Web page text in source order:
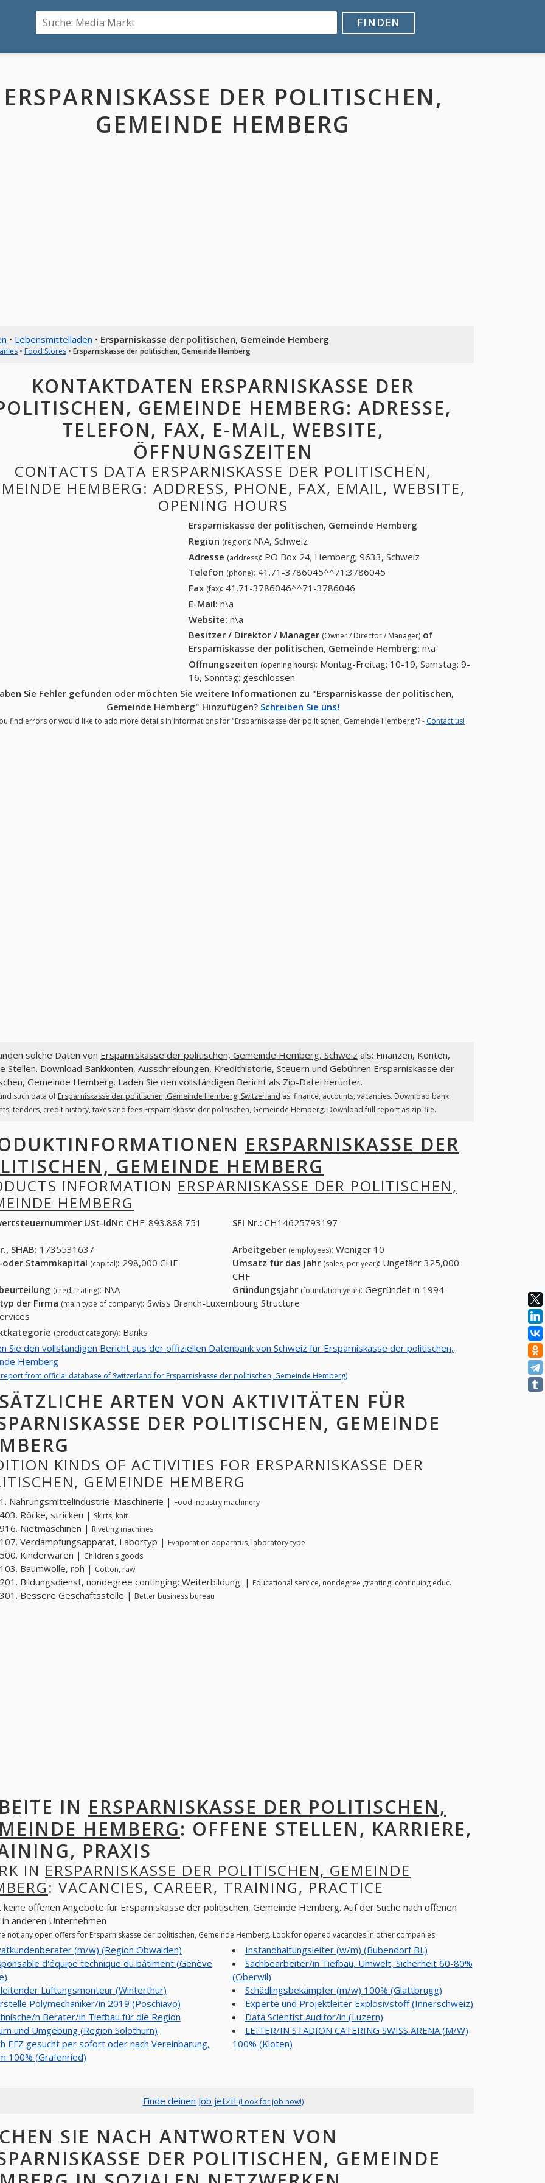
FINDEN
ERSPARNISKASSE DER POLITISCHEN,
GEMEINDE HEMBERG
• Lebensmittelläden • Ersparniskasse der politischen, Gemeinde Hemberg
• Food Stores• Ersparniskasse der politischen, Gemeinde Hemberg
KONTAKTDATEN ERSPARNISKASSE DER
GEMEINDE HEMBERG: ADRESSE,
TELEFON, FAX, E-MAIL, WEBSITE,
ÖFFNUNGSZEITEN
CONTACTS DATA ERSPARNISKASSE DER POLITISCHEN,
HEMBERG: ADDRESS, PHONE, FAX, EMAIL, WEBSITE,
OPENING HOURS
Ersparniskasse der politischen, Gemeinde Hemberg
Region (region): N\A, Schweiz
Adresse (address): PO Box 24; Hemberg; 9633, Schweiz
Telefon (phone): 41.71-3786045^^71:3786045
Fax (fax): 41.71-3786046^^71-3786046
E-Mail: n\a
Website: n\a
Besitzer / Direktor / Manager (Owner / Director / Manager) of
Ersparniskasse der politischen, Gemeinde Hemberg: n\a
Öffnungszeiten (opening hours): Montag-Freitag: 10-19, Samstag: 9-
16, Sonntag: geschlossen
Sie Fehler gefunden oder möchten Sie weitere Informationen zu "Ersparniskasse der politischen,
Gemeinde Hemberg" Hinzufügen? Schreiben Sie uns!
find errors or would like to add more details in informations for "Ersparniskasse der politischen, Gemeinde Hemberg"? - Contact us!
solche Daten von Ersparniskasse der politischen, Gemeinde Hemberg, Schweiz als: Finanzen, Konten,
Stellen. Download Bankkonten, Ausschreibungen, Kredithistorie, Steuern und Gebühren Ersparniskasse der
Gemeinde Hemberg. Laden Sie den vollständigen Bericht als Zip-Datei herunter.
such data of Ersparniskasse der politischen, Gemeinde Hemberg, Switzerland as: finance, accounts, vacancies. Download bank
tenders, credit history, taxes and fees Ersparniskasse der politischen, Gemeinde Hemberg. Download full report as zip-file.
ERSPARNISKASSE DER
GEMEINDE HEMBERG
INFORMATION ERSPARNISKASSE DER POLITISCHEN,
HEMBERG
USt-IdNr: CHE-893.888.751
SFI Nr.: CH14625793197
SHAB: 1735531637 Arbeitgeber (employees): Weniger 10
oder Stammkapital (capital): 298,000 CHF Umsatz für das Jahr (sales, per year): Ungefähr 325,000
CHF
(credit rating): N\A Gründungsjahr (foundation year): Gegründet in 1994
der Firma (main type of company): Swiss Branch-Luxembourg Structure
(product category): Banks
Sie den vollständigen Bericht aus der offiziellen Datenbank von Schweiz für Ersparniskasse der politischen,
Hemberg
from official database of Switzerland for Ersparniskasse der politischen, Gemeinde Hemberg)
ARTEN VON AKTIVITÄTEN FÜR
DER POLITISCHEN, GEMEINDE
KINDS OF ACTIVITIES FOR ERSPARNISKASSE DER
GEMEINDE HEMBERG
Nahrungsmittelindustrie-Maschinerie | Food industry machinery
Röcke, stricken | Skirts, knit
Nietmaschinen | Riveting machines
Verdampfungsapparat, Labortyp | Evaporation apparatus, laboratory type
Kinderwaren | Children's goods
Baumwolle, roh | Cotton, raw
Bildungsdienst, nondegree continging: Weiterbildung. | Educational service, nondegree granting: continuing educ.
Bessere Geschäftsstelle | Better business bureau
IN ERSPARNISKASSE DER POLITISCHEN,
HEMBERG: OFFENE STELLEN, KARRIERE,
PRAXIS
IN ERSPARNISKASSE DER POLITISCHEN, GEMEINDE
: VACANCIES, CAREER, TRAINING, PRACTICE
keine offenen Angebote für Ersparniskasse der politischen, Gemeinde Hemberg. Auf der Suche nach offenen
in anderen Unternehmen
not any open offers for Ersparniskasse der politischen, Gemeinde Hemberg. Look for opened vacancies in other companies
(m/w) (Region Obwalden)
d'équipe technique du bâtiment (Genève
Lüftungsmonteur (Winterthur)
Polymechaniker/in 2019 (Poschiavo)
n Berater/in Tiefbau für die Region
und Umgebung (Region Solothurn)
EFZ gesucht per sofort oder nach Vereinbarung,
100% (Grafenried)
Instandhaltungsleiter (w/m) (Bubendorf BL)
Sachbearbeiter/in Tiefbau, Umwelt, Sicherheit 60-80%
(Oberwil)
Schädlingsbekämpfer (m/w) 100% (Glattbrugg)
Experte und Projektleiter Explosivstoff (Innerschweiz)
Data Scientist Auditor/in (Luzern)
LEITER/IN STADION CATERING SWISS ARENA (M/W)
100% (Kloten)
Finde deinen Job jetzt! (Look for job now!)
SIE NACH ANTWORTEN VON
DER POLITISCHEN, GEMEINDE